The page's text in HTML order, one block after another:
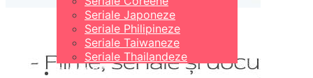
Seriale Japoneze
Seriale Philipineze
Seriale Taiwaneze
Seriale Thailandeze
DIVERSE